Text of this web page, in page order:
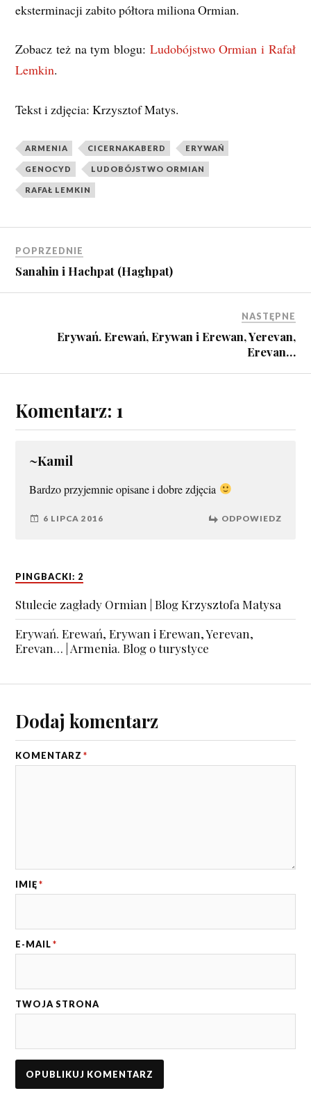
eksterminacji zabito półtora miliona Ormian.
Zobacz też na tym blogu: Ludobójstwo Ormian i Rafał
Lemkin.
Tekst i zdjęcia: Krzysztof Matys.
ARMENIA CICERNAKABERD ERYWAŃ
GENOCYD LUDOBÓJSTWO ORMIAN
RAFAŁ LEMKIN
POPRZEDNIE
Sanahin i Hachpat (Haghpat)
NASTĘPNE
Erywań. Erewań, Erywan i Erewan, Yerevan,
Erevan…
Komentarz: 1
~Kamil
Bardzo przyjemnie opisane i dobre zdjęcia
6 LIPCA 2016 ODPOWIEDZ
PINGBACKI: 2
Stulecie zagłady Ormian | Blog Krzysztofa Matysa
Erywań. Erewań, Erywan i Erewan, Yerevan,
Erevan… | Armenia. Blog o turystyce
Dodaj komentarz
KOMENTARZ *
IMIĘ *
E-MAIL *
TWOJA STRONA